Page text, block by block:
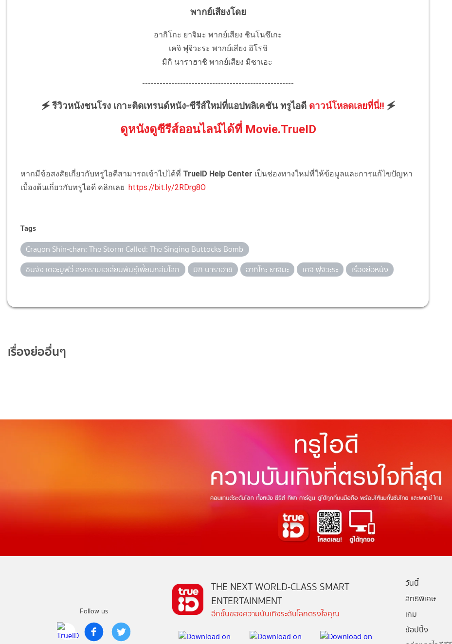
พากย์เสียงโดย
อากิโกะ ยาจิมะ พากย์เสียง ชินโนซึเกะ
เคจิ ฟุจิวะระ พากย์เสียง ฮิโรชิ
มิกิ นาราฮาชิ พากย์เสียง มิซาเอะ
----------------------------------------------------
🗲 รีวิวหนังชนโรง เกาะติดเทรนด์หนัง-ซีรีส์ใหม่ที่แอปพลิเคชัน ทรูไอดี ดาวน์โหลดเลยที่นี่!! 🗲
ดูหนังดูซีรีส์ออนไลน์ได้ที่ Movie.TrueID
หากมีข้อสงสัยเกี่ยวกับทรูไอดีสามารถเข้าไปได้ที่ TrueID Help Center เป็นช่องทางใหม่ที่ให้ข้อมูลและการแก้ไขปัญหา
เบื้องต้นเกี่ยวกับทรูไอดี คลิกเลย https://bit.ly/2RDrg8O
Tags
Crayon Shin-chan: The Storm Called: The Singing Buttocks Bomb
ชินจัง เดอะมูฟวี่ สงครามเอเลี่ยนพันธุ์เพี้ยนถล่มโลก
มิกิ นาราฮาชิ อากิโกะ ยาจิมะ เคจิ ฟุจิวะระ เรื่องย่อหนัง
เรื่องย่ออื่นๆ
Follow us
THE NEXT WORLD-CLASS SMART
ENTERTAINMENT
อีกขั้นของความบันเทิงระดับโลกตรงใจคุณ
วันนี้
สิทธิพิเศษ
เกม
ช้อปปิ้ง